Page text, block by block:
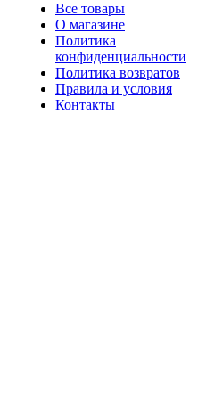
Все товары
О магазине
Политика
конфиденциальности
Политика возвратов
Правила и условия
Контакты